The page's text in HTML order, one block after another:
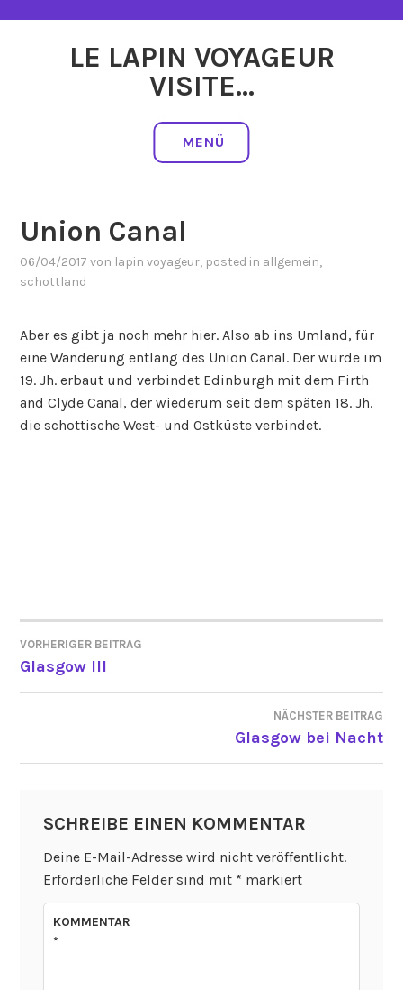
LE LAPIN VOYAGEUR
VISITE…
MENÜ
Union Canal
06/04/2017 von lapin voyageur, posted in allgemein,
schottland
Aber es gibt ja noch mehr hier. Also ab ins Umland, für
eineWanderung entlang des Union Canal. Der wurde im
19. Jh. erbaut und verbindet Edinburgh mit dem Firth
and Clyde Canal, der wiederum seit dem späten 18. Jh.
die schottische West- und Ostküste verbindet.
BEITRAGSNAVIGATION
VORHERIGER BEITRAG
Glasgow III
NÄCHSTER BEITRAG
Glasgow bei Nacht
SCHREIBE EINEN KOMMENTAR
Deine E-Mail-Adresse wird nicht veröffentlicht.
Erforderliche Felder sind mit * markiert
KOMMENTAR
*